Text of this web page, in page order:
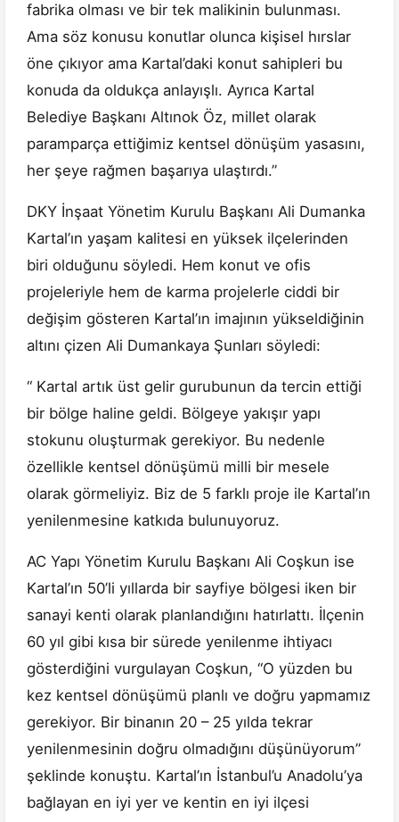
fabrika olması ve bir tek malikinin bulunması.
Ama söz konusu konutlar olunca kişisel hırslar
öne çıkıyor ama Kartal’daki konut sahipleri bu
konuda da oldukça anlayışlı. Ayrıca Kartal
Belediye Başkanı Altınok Öz, millet olarak
paramparça ettiğimiz kentsel dönüşüm yasasını,
her şeye rağmen başarıya ulaştırdı.”
DKY İnşaat Yönetim Kurulu Başkanı Ali Dumanka
Kartal’ın yaşam kalitesi en yüksek ilçelerinden
biri olduğunu söyledi. Hem konut ve ofis
projeleriyle hem de karma projelerle ciddi bir
değişim gösteren Kartal’ın imajının yükseldiğinin
altını çizen Ali Dumankaya Şunları söyledi:
“ Kartal artık üst gelir gurubunun da tercin ettiği
bir bölge haline geldi. Bölgeye yakışır yapı
stokunu oluşturmak gerekiyor. Bu nedenle
özellikle kentsel dönüşümü milli bir mesele
olarak görmeliyiz. Biz de 5 farklı proje ile Kartal’ın
yenilenmesine katkıda bulunuyoruz.
AC Yapı Yönetim Kurulu Başkanı Ali Coşkun ise
Kartal’ın 50’li yıllarda bir sayfiye bölgesi iken bir
sanayi kenti olarak planlandığını hatırlattı. İlçenin
60 yıl gibi kısa bir sürede yenilenme ihtiyacı
gösterdiğini vurgulayan Coşkun, “O yüzden bu
kez kentsel dönüşümü planlı ve doğru yapmamız
gerekiyor. Bir binanın 20 – 25 yılda tekrar
yenilenmesinin doğru olmadığını düşünüyorum”
şeklinde konuştu. Kartal’ın İstanbul’u Anadolu’ya
bağlayan en iyi yer ve kentin en iyi ilçesi